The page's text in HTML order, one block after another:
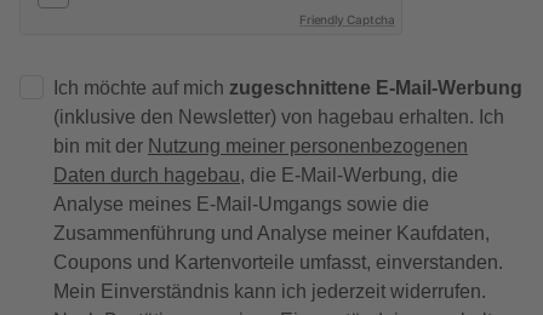
Friendly Captcha
Ich möchte auf mich zugeschnittene E-Mail-Werbung
(inklusive den Newsletter) von hagebau erhalten. Ich
bin mit der Nutzung meiner personenbezogenen
Daten durch hagebau, die E-Mail-Werbung, die
Analyse meines E-Mail-Umgangs sowie die
Zusammenführung und Analyse meiner Kaufdaten,
Coupons und Kartenvorteile umfasst, einverstanden.
Mein Einverständnis kann ich jederzeit widerrufen.